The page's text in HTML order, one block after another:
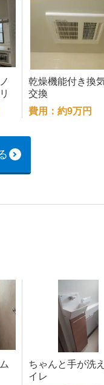
乾燥機能付き換
交換
費用：約9万円
ちゃんと手が洗
イレ